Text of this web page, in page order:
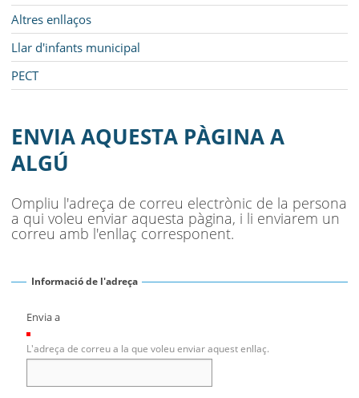
Altres enllaços
Llar d'infants municipal
PECT
ENVIA AQUESTA PÀGINA A
ALGÚ
Ompliu l'adreça de correu electrònic de la persona
a qui voleu enviar aquesta pàgina, i li enviarem un
correu amb l'enllaç corresponent.
Informació de l'adreça
Envia a
L'adreça de correu a la que voleu enviar aquest enllaç.